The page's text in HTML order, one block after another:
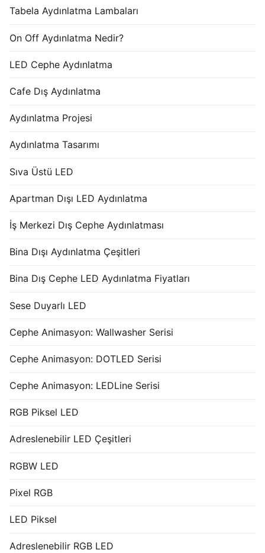
Tabela Aydınlatma Lambaları
On Off Aydınlatma Nedir?
LED Cephe Aydınlatma
Cafe Dış Aydınlatma
Aydınlatma Projesi
Aydınlatma Tasarımı
Sıva Üstü LED
Apartman Dışı LED Aydınlatma
İş Merkezi Dış Cephe Aydınlatması
Bina Dışı Aydınlatma Çeşitleri
Bina Dış Cephe LED Aydınlatma Fiyatları
Sese Duyarlı LED
Cephe Animasyon: Wallwasher Serisi
Cephe Animasyon: DOTLED Serisi
Cephe Animasyon: LEDLine Serisi
RGB Piksel LED
Adreslenebilir LED Çeşitleri
RGBW LED
Pixel RGB
LED Piksel
Adreslenebilir RGB LED